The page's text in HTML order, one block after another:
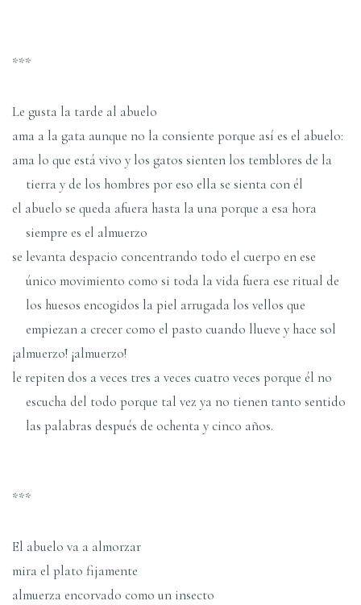
***
Le gusta la tarde al abuelo
ama a la gata aunque no la consiente porque así es el abuelo:
ama lo que está vivo y los gatos sienten los temblores de la
tierra y de los hombres por eso ella se sienta con él
el abuelo se queda afuera hasta la una porque a esa hora
siempre es el almuerzo
se levanta despacio concentrando todo el cuerpo en ese
único movimiento como si toda la vida fuera ese ritual de
los huesos encogidos la piel arrugada los vellos que
empiezan a crecer como el pasto cuando llueve y hace sol
¡almuerzo! ¡almuerzo!
le repiten dos a veces tres a veces cuatro veces porque él no
escucha del todo porque tal vez ya no tienen tanto sentido
las palabras después de ochenta y cinco años.
***
El abuelo va a almorzar
mira el plato fijamente
almuerza encorvado como un insecto